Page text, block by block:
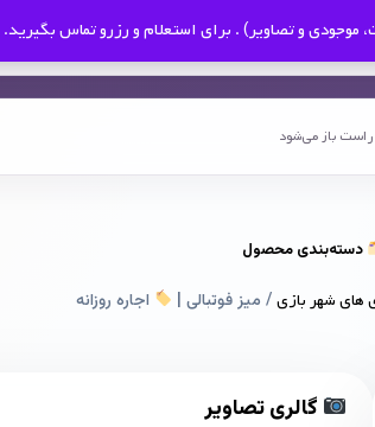
موجودی و تصاویر) . برای استعلام و رزرو تماس بگیرید.
باز می‌شود
دسته‌بندی محصول
های شهر بازی/ میز فوتبالی | اجاره روزانه
گالری تصاویر